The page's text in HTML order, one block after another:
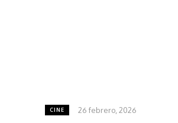
CINE 26 febrero, 2026